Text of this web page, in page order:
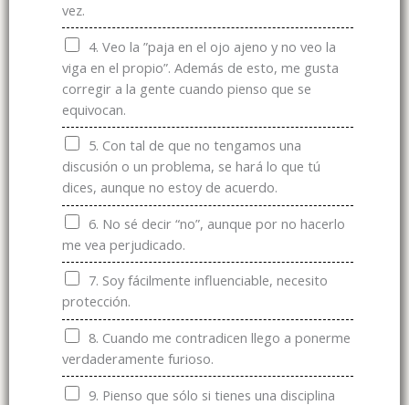
T
é
o
Q
e
e
vez.
4. Veo la ”paja en el ojo ajeno y no veo la
viga en el propio”. Además de esto, me gusta
corregir a la gente cuando pienso que se
equivocan.
5. Con tal de que no tengamos una
discusión o un problema, se hará lo que tú
dices, aunque no estoy de acuerdo.
6. No sé decir “no”, aunque por no hacerlo
me vea perjudicado.
7. Soy fácilmente influenciable, necesito
protección.
8. Cuando me contradicen llego a ponerme
verdaderamente furioso.
9. Pienso que sólo si tienes una disciplina